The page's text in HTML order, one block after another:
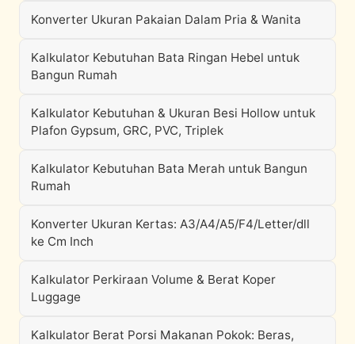
Konverter Ukuran Pakaian Dalam Pria & Wanita
Kalkulator Kebutuhan Bata Ringan Hebel untuk
Bangun Rumah
Kalkulator Kebutuhan & Ukuran Besi Hollow untuk
Plafon Gypsum, GRC, PVC, Triplek
Kalkulator Kebutuhan Bata Merah untuk Bangun
Rumah
Konverter Ukuran Kertas: A3/A4/A5/F4/Letter/dll
ke Cm Inch
Kalkulator Perkiraan Volume & Berat Koper
Luggage
Kalkulator Berat Porsi Makanan Pokok: Beras,